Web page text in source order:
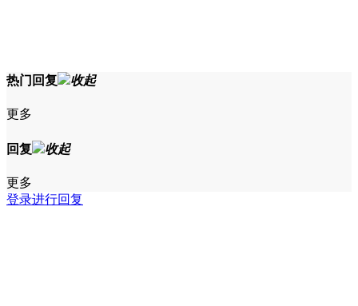
热门回复 收起
更多
回复 收起
更多
登录进行回复